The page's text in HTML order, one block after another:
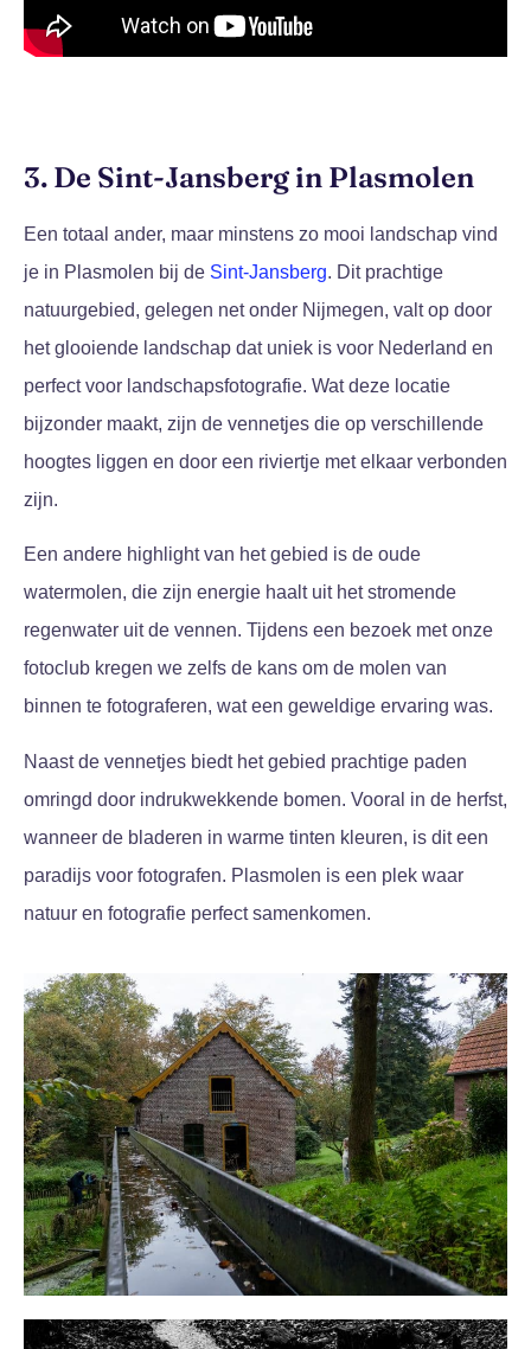
3. De Sint-Jansberg in Plasmolen
Een totaal ander, maar minstens zo mooi landschap vind
je in Plasmolen bij de Sint-Jansberg. Dit prachtige
natuurgebied, gelegen net onder Nijmegen, valt op door
het glooiende landschap dat uniek is voor Nederland en
perfect voor landschapsfotografie. Wat deze locatie
bijzonder maakt, zijn de vennetjes die op verschillende
hoogtes liggen en door een riviertje met elkaar verbonden
zijn.
Een andere highlight van het gebied is de oude
watermolen, die zijn energie haalt uit het stromende
regenwater uit de vennen. Tijdens een bezoek met onze
fotoclub kregen we zelfs de kans om de molen van
binnen te fotograferen, wat een geweldige ervaring was.
Naast de vennetjes biedt het gebied prachtige paden
omringd door indrukwekkende bomen. Vooral in de herfst,
wanneer de bladeren in warme tinten kleuren, is dit een
paradijs voor fotografen. Plasmolen is een plek waar
natuur en fotografie perfect samenkomen.